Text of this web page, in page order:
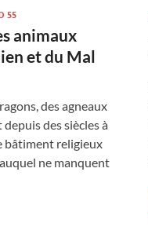
55
animaux
et du Mal
des agneaux
des siècles à
bâtiment religieux
ne manquent